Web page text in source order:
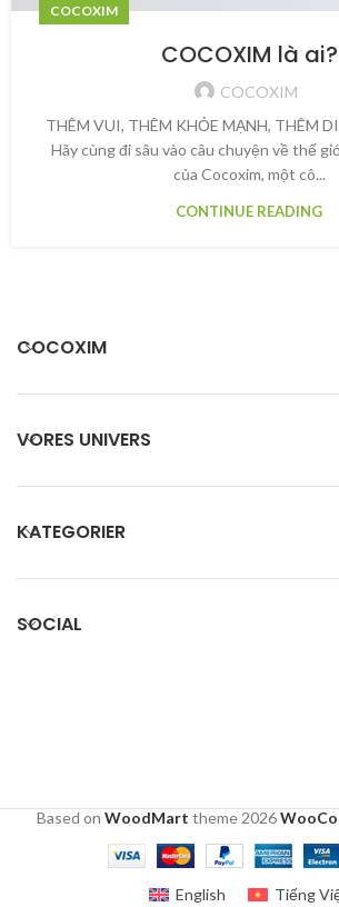
COCOXIM
COCOXIM là ai?
COCOXIM
THÊM VUI, THÊM KHỎE MẠNH, THÊM
Hãy cùng đi sâu vào câu chuyện về thế
của Cocoxim, một cô...
CONTINUE READING
COCOXIM
VORES UNIVERS
KATEGORIER
SOCIAL
Based on WoodMart theme2026
English Tiếng